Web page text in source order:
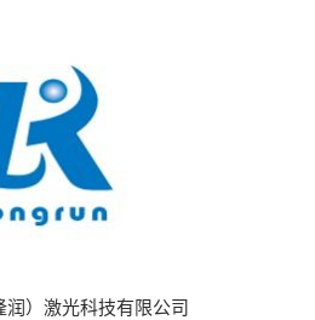
润）激光科技有限公司